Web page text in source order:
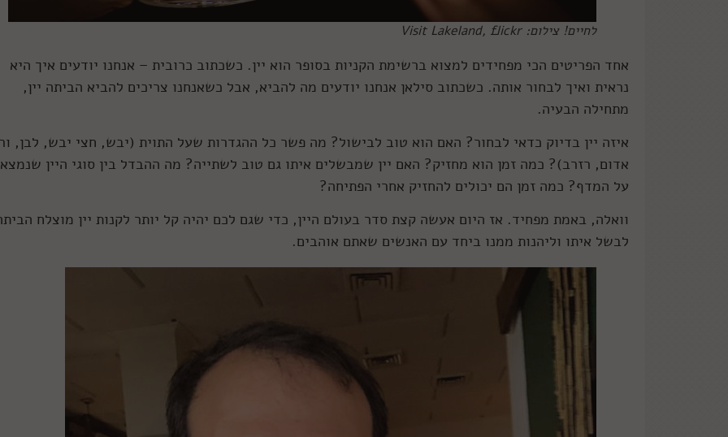
לחיים! צילום: Visit Lakeland, flickr
אחד הפריטים הכי מפחידים למצוא ברשימת הקניות בסופר הוא יין. כשכתוב כרובית – אנחנו יודעים איך היא
נראית ואיך לבחור אותה. כשכתוב סילאן אנחנו יודעים מה להביא, אבל כשאנחנו צריכים להביא הביתה יין,
מתחילה הבעיה.
איזה יין בדיוק כדאי לבחור? האם הוא טוב לבישול? מה פשר כל ההגדרות שעל התוית (יבש, חצי יבש, לבן,
אדום, רזרב)? כמה זמן הוא מחזיק? האם יין שמבשלים איתו גם טוב לשתייה? מה ההבדל בין סוגי היין
על המדף? כמה זמן הם יכולים להחזיק אחרי הפתיחה?
וואלה, באמת מפחיד. אז היום אעשה קצת סדר בעולם היין, כדי שגם לכם יהיה קל יותר לקנות יין מוצלח
לבשל איתו וליהנות ממנו ביחד עם האנשים שאתם אוהבים.